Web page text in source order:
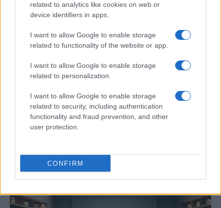
related to analytics like cookies on web or
device identifiers in apps.
I want to allow Google to enable storage
related to functionality of the website or app.
I want to allow Google to enable storage
related to personalization.
I want to allow Google to enable storage
related to security, including authentication
functionality and fraud prevention, and other
user protection.
CONFIRM
AUTOMOVIL
Los coches más buscados